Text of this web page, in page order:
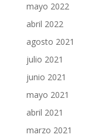
mayo 2022
abril 2022
agosto 2021
julio 2021
junio 2021
mayo 2021
abril 2021
marzo 2021